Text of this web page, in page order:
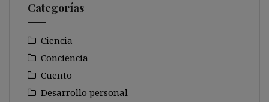
Categorías
Ciencia
Conciencia
Cuento
Desarrollo personal